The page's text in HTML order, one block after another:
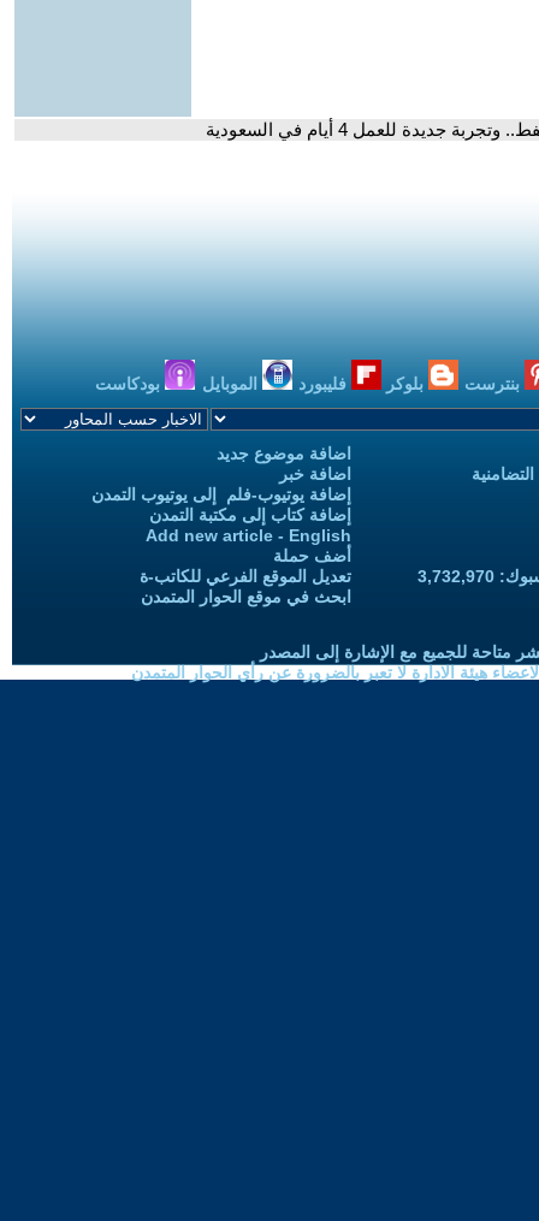
للعمل 4 أيام في السعودية
بنترست بلوكر فليبورد الموبايل بودكاست
اضافة موضوع جديد
اضافة خبر
إضافة يوتيوب-فلم إلى يوتيوب التمدن
إضافة كتاب إلى مكتبة التمدن
Add new article - English
أضف حملة
تعديل الموقع الفرعي للكاتب-ة
ابحث في موقع الحوار المتمدن
متاحة للجميع مع الإشارة إلى المصدر
هيئة الادارة لا تعبر بالضرورة عن رأي الحوار المتمدن